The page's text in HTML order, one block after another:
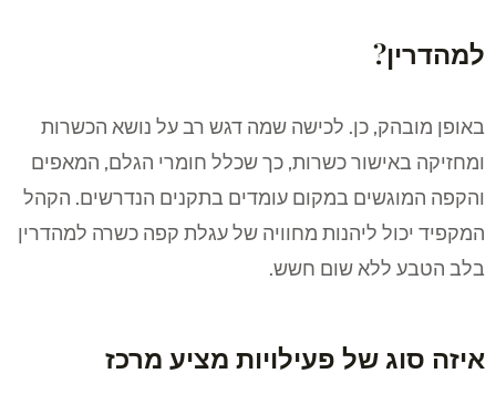
למהדרין?
באופן מובהק, כן. לכישה שמה דגש רב על נושא הכשרות
ומחזיקה באישור כשרות, כך שכלל חומרי הגלם, המאפים
והקפה המוגשים במקום עומדים בתקנים הנדרשים. הקהל
המקפיד יכול ליהנות מחוויה של עגלת קפה כשרה למהדרין
בלב הטבע ללא שום חשש.
איזה סוג של פעילויות מציע מרכז